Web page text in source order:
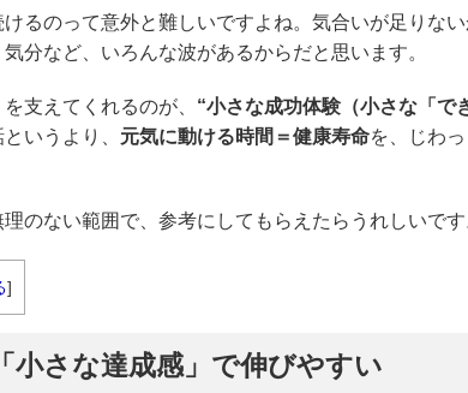
るのって意外と難しいですよね。気合いが足りな
分など、いろんな波があるからだと思います。
支えてくれるのが、 “小さな成功体験（小さな「で
いうより、 元気に動ける時間＝健康寿命を、じわ
のない範囲で、参考にしてもらえたらうれしいです
]
小さな達成感」で伸びやすい